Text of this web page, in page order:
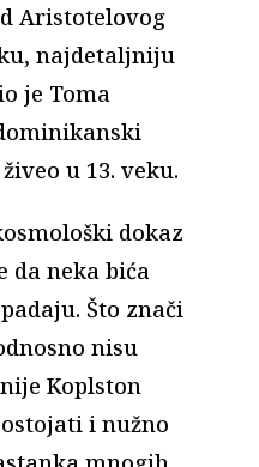
Aristotelovog
najdetaljniju
je Toma
u 13. veku.
dokaz
da neka bića
Što znači
nisu
Koplston
i nužno